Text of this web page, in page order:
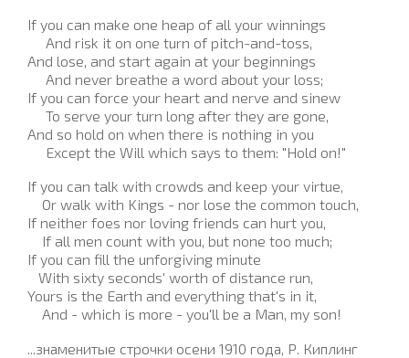
If you can make one heap of all your winnings
And risk it on one turn of pitch-and-toss,
And lose, and start again at your beginnings
And never breathe a word about your loss;
If you can force your heart and nerve and sinew
To serve your turn long after they are gone,
And so hold on when there is nothing in you
Except the Will which says to them: "Hold on!"
If you can talk with crowds and keep your virtue,
Or walk with Kings - nor lose the common touch,
If neither foes nor loving friends can hurt you,
If all men count with you, but none too much;
If you can fill the unforgiving minute
With sixty seconds' worth of distance run,
Yours is the Earth and everything that's in it,
And - which is more - you'll be a Man, my son!
...знаменитые строчки осени 1910 года, Р. Киплинг